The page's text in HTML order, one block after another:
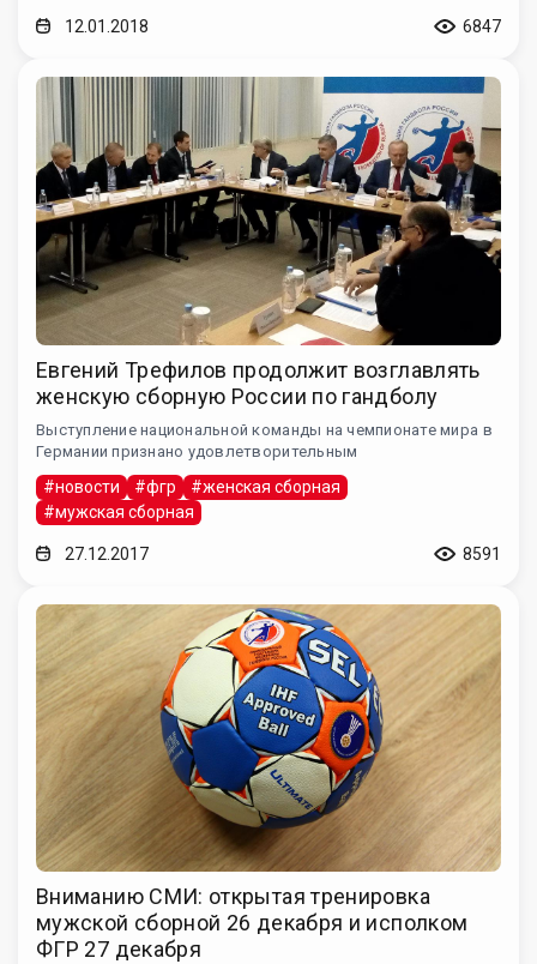
12.01.2018 6847
Евгений Трефилов продолжит возглавлять
женскую сборную России по гандболу
Выступление национальной команды на чемпионате мира в
Германии признано удовлетворительным
#новости #фгр
#женская сборная
#мужская сборная
27.12.2017 8591
Вниманию СМИ: открытая тренировка
мужской сборной 26 декабря и исполком
ФГР 27 декабря